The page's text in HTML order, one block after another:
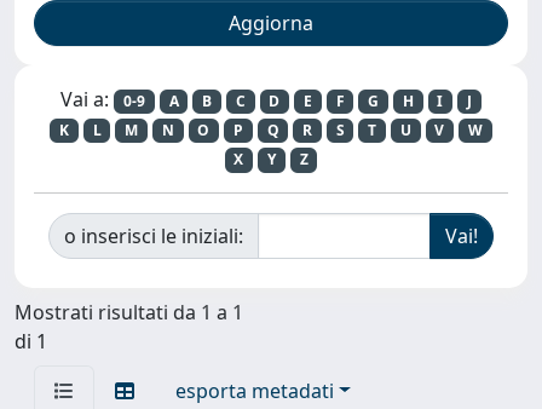
Vai a: 0-9 A B C D E F G H I
J
K
L M N O P Q R S T U V
W
X
Y Z
o inserisci le iniziali:
Mostrati risultati da 1 a 1
di 1
esporta metadati